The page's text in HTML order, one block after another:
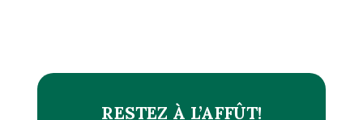
RESTEZ À L’AFFÛT!